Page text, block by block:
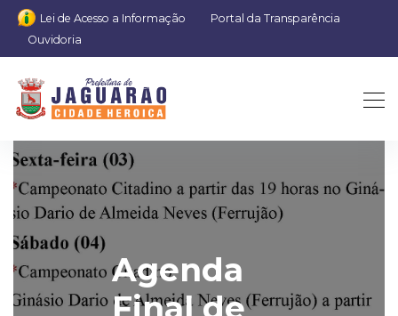
Lei de Acesso a Informação
Portal da Transparência
Ouvidoria
Agenda
Final de